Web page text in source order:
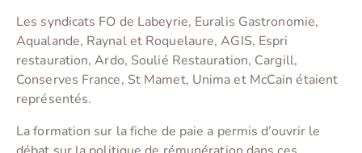
Les syndicats FO de Labeyrie, Euralis Gastronomie,
Aqualande, Raynal et Roquelaure, AGIS, Espri
restauration, Ardo, Soulié Restauration, Cargill,
Conserves France, St Mamet, Unima et McCain étaient
représentés.
La formation sur la fiche de paie a permis d’ouvrir le